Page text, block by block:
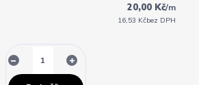
20,00 Kč/m
16,53 Kčbez DPH